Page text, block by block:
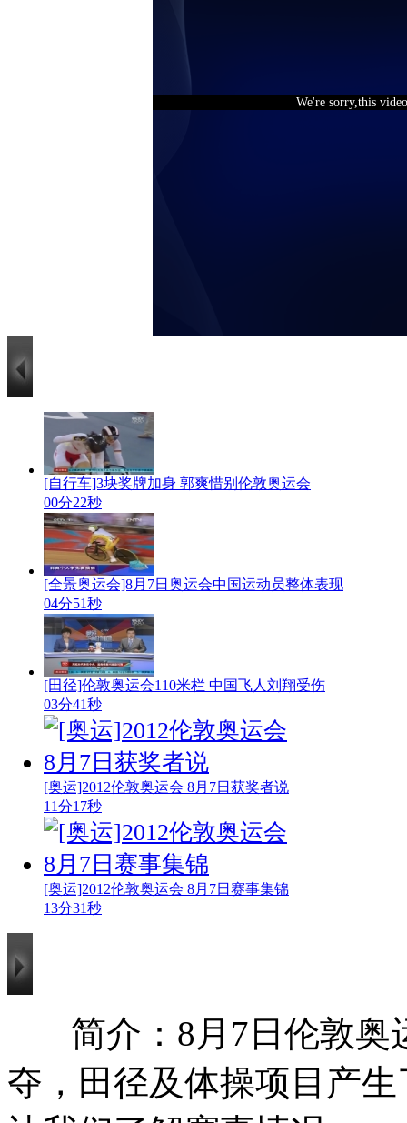
We're sorry,this
[自行车]3块奖牌加身 郭爽惜别伦敦奥运会
00分22秒
[全景奥运会]8月7日奥运会中国运动员整体表现
04分51秒
[田径]伦敦奥运会110米栏 中国飞人刘翔受伤
03分41秒
[奥运]2012伦敦奥运会 8月7日获奖者说
11分17秒
[奥运]2012伦敦奥运会 8月7日赛事集锦
13分31秒
简介：8月7日伦敦奥
夺，田径及体操项目产